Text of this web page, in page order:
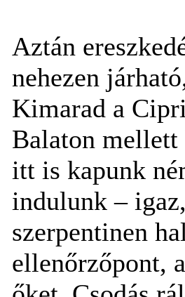
Aztán
nehezen
Kimarad a
Balaton mellett
itt is kapunk
indulunk –
szerpentinen
ellenőrzőpont,